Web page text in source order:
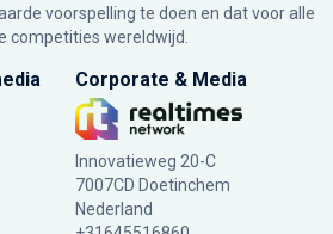
voorspelling te doen en dat voor alle
competities wereldwijd.
Corporate & Media
Innovatieweg 20-C
7007CD Doetinchem
Nederland